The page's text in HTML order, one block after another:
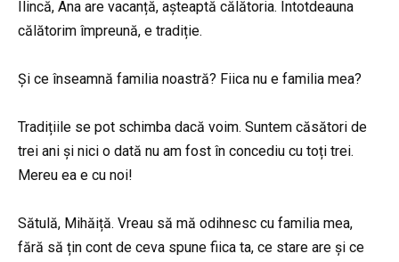
Ilincă, Ana are vacanță, așteaptă călătoria. Întotdeauna
călătorim împreună, e tradiție.
Și ce înseamnă familia noastră? Fiica nu e familia mea?
Tradițiile se pot schimba dacă voim. Suntem căsători de
trei ani și nici o dată nu am fost în concediu cu toți trei.
Mereu ea e cu noi!
Sătulă, Mihăiță. Vreau să mă odihnesc cu familia mea,
fără să țin cont de ceva spune fiica ta, ce stare are și ce